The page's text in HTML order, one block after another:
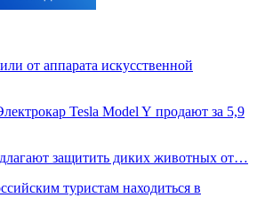
от аппарата искусственной
Tesla Model Y продают за 5,9
защитить диких животных от…
туристам находиться в